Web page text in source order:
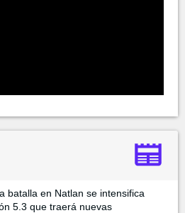
batalla en Natlan se intensifica
5.3 que traerá nuevas